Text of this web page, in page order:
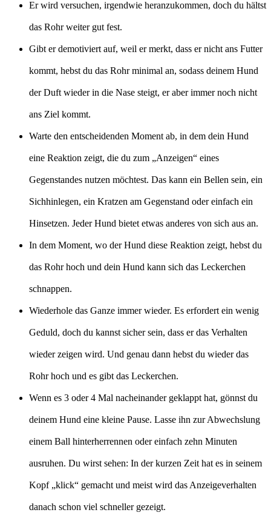
Er wird versuchen, irgendwie heranzukommen, doch du hältst
das Rohr weiter gut fest.
Gibt er demotiviert auf, weil er merkt, dass er nicht ans Futter
kommt, hebst du das Rohr minimal an, sodass deinem Hund
der Duft wieder in die Nase steigt, er aber immer noch nicht
ans Ziel kommt.
Warte den entscheidenden Moment ab, in dem dein Hund
eine Reaktion zeigt, die du zum „Anzeigen“ eines
Gegenstandes nutzen möchtest. Das kann ein Bellen sein, ein
Sichhinlegen, ein Kratzen am Gegenstand oder einfach ein
Hinsetzen. Jeder Hund bietet etwas anderes von sich aus an.
In dem Moment, wo der Hund diese Reaktion zeigt, hebst du
das Rohr hoch und dein Hund kann sich das Leckerchen
schnappen.
Wiederhole das Ganze immer wieder. Es erfordert ein wenig
Geduld, doch du kannst sicher sein, dass er das Verhalten
wieder zeigen wird. Und genau dann hebst du wieder das
Rohr hoch und es gibt das Leckerchen.
Wenn es 3 oder 4 Mal nacheinander geklappt hat, gönnst du
deinem Hund eine kleine Pause. Lasse ihn zur Abwechslung
einem Ball hinterherrennen oder einfach zehn Minuten
ausruhen. Du wirst sehen: In der kurzen Zeit hat es in seinem
Kopf „klick“ gemacht und meist wird das Anzeigeverhalten
danach schon viel schneller gezeigt.